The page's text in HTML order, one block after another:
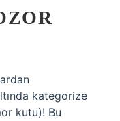
kategorize
kutu)! Bu